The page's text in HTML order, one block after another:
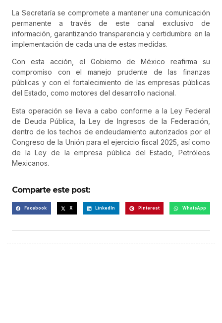
La Secretaría se compromete a mantener una comunicación
permanente a través de este canal exclusivo de
información, garantizando transparencia y certidumbre en la
implementación de cada una de estas medidas.
Con esta acción, el Gobierno de México reafirma su
compromiso con el manejo prudente de las finanzas
públicas y con el fortalecimiento de las empresas públicas
del Estado, como motores del desarrollo nacional.
Esta operación se lleva a cabo conforme a la Ley Federal
de Deuda Pública, la Ley de Ingresos de la Federación,
dentro de los techos de endeudamiento autorizados por el
Congreso de la Unión para el ejercicio fiscal 2025, así como
de la Ley de la empresa pública del Estado, Petróleos
Mexicanos.
Comparte este post:
Facebook X LinkedIn Pinterest WhatsApp